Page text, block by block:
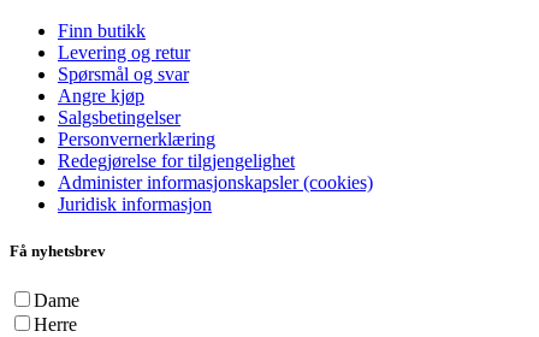
Finn butikk
Levering og retur
Spørsmål og svar
Angre kjøp
Salgsbetingelser
Personvernerklæring
Redegjørelse for tilgjengelighet
Administer informasjonskapsler (cookies)
Juridisk informasjon
Få nyhetsbrev
Dame
Herre